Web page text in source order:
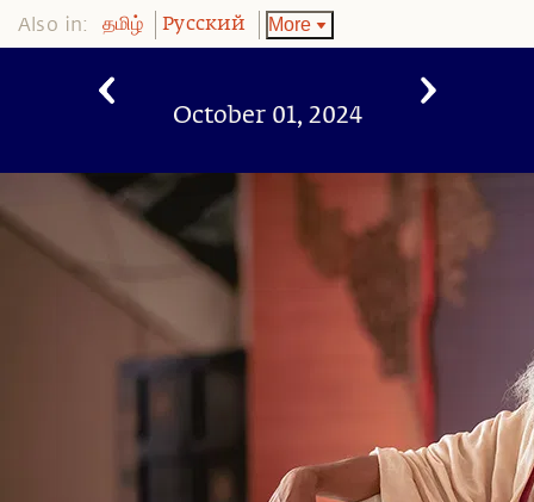
Also in: தமிழ் Pусский More
October 01, 2024